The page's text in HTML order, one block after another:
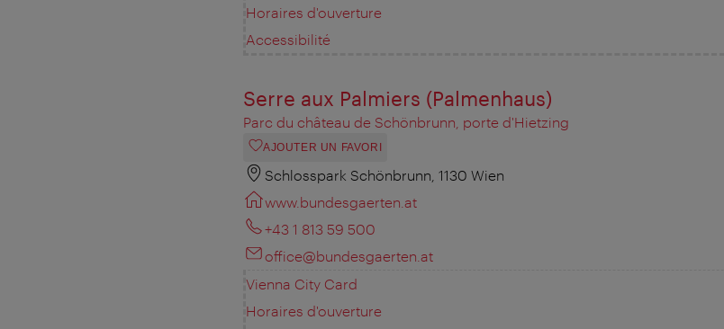
Horaires d'ouverture
Accessibilité
Serre aux Palmiers (Palmenhaus)
Parc du château de Schönbrunn, porte d'Hietzing
AJOUTER UN FAVORI
Schlosspark Schönbrunn, 1130 Wien
www.bundesgaerten.at
+43 1 813 59 500
office@bundesgaerten.at
Vienna City Card
Horaires d'ouverture